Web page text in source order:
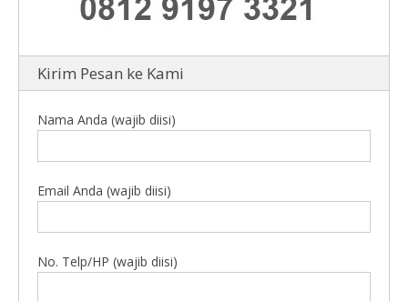
Kirim Pesan ke Kami
Nama Anda (wajib diisi)
Email Anda (wajib diisi)
No. Telp/HP (wajib diisi)